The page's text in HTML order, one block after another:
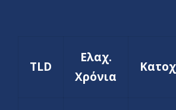
TLD
Ελαχ.
Χρόνια